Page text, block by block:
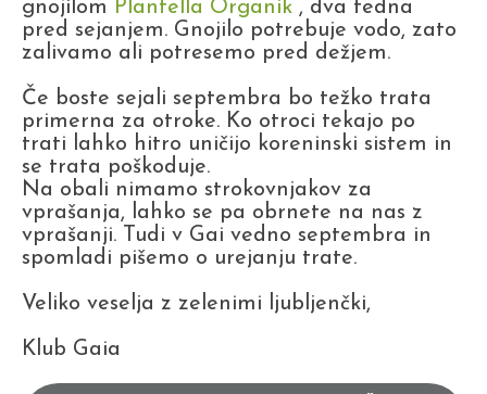
gnojilom Plantella Organik , dva tedna
pred sejanjem. Gnojilo potrebuje vodo, zato
zalivamo ali potresemo pred dežjem.
Če boste sejali septembra bo težko trata
primerna za otroke. Ko otroci tekajo po
trati lahko hitro uničijo koreninski sistem in
se trata poškoduje.
Na obali nimamo strokovnjakov za
vprašanja, lahko se pa obrnete na nas z
vprašanji. Tudi v Gai vedno septembra in
spomladi pišemo o urejanju trate.
Veliko veselja z zelenimi ljubljenčki,
Klub Gaia